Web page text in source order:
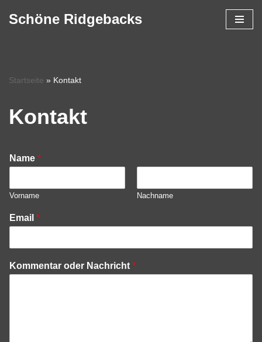
Schöne Ridgebacks
Startseite » Kontakt
Kontakt
Name *
Vorname Nachname
Email *
Kommentar oder Nachricht *